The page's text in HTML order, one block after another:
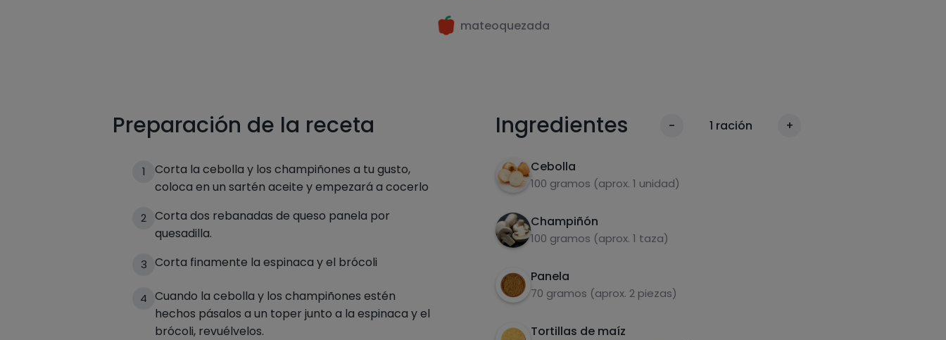
mateoquezada
Preparación de la receta
1
Corta la cebolla y los champiñones a tu gusto,
coloca en un sartén aceite y empezará a cocerlo
2 Corta dos rebanadas de queso panela por
quesadilla.
3 Corta finamente la espinaca y el brócoli
4 Cuando la cebolla y los champiñones estén
hechos pásalos a un toper junto a la espinaca y el
brócoli, revuélvelos.
Ingredientes - 1 ración +
Cebolla
100 gramos (aprox. 1 unidad)
Champiñón
100 gramos (aprox. 1 taza)
Panela
70 gramos (aprox. 2 piezas)
Tortillas de maíz